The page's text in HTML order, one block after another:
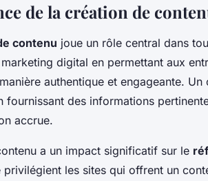
de la création de
contenu joue un rôle central dans
digital en permettant aux
authentique et engageante.
fournissant des informations
accrue.
a un impact significatif sur le
privilégient les sites qui offrent un